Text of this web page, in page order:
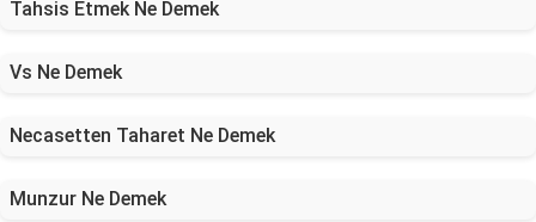
Tahsis Etmek Ne Demek
Vs Ne Demek
Necasetten Taharet Ne Demek
Munzur Ne Demek